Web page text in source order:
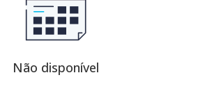
Não disponível